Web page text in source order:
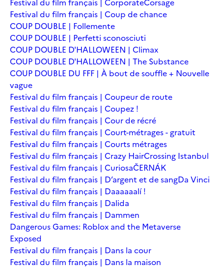
Festival du film français | Coup de chance
COUP DOUBLE | Follemente
COUP DOUBLE | Perfetti sconosciuti
COUP DOUBLE D'HALLOWEEN | Climax
COUP DOUBLE D'HALLOWEEN | The Substance
COUP DOUBLE DU FFF | À bout de souffle + Nouvelle
vague
Festival du film français | Coupeur de route
Festival du film français | Coupez !
Festival du film français | Cour de récré
Festival du film français | Court-métrages - gratuit
Festival du film français | Courts métrages
Festival du film français | Crazy HairCrossing Istanbul
Festival du film français | CuriosaČERNÁK
Festival du film français | D’argent et de sangDa Vinci
Festival du film français | Daaaaaalí !
Festival du film français | Dalida
Festival du film français | Dammen
Dangerous Games: Roblox and the Metaverse
Exposed
Festival du film français | Dans la cour
Festival du film français | Dans la maison